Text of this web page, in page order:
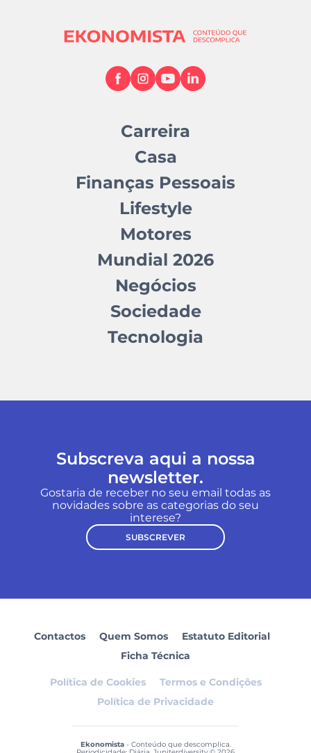
Carreira
Casa
Finanças Pessoais
Lifestyle
Motores
Mundial 2026
Negócios
Sociedade
Tecnologia
Subscreva aqui a nossa
newsletter.
Gostaria de receber no seu email todas as
novidades sobre as categorias do seu
interese?
SUBSCREVER
Contactos Quem Somos
Estatuto Editorial
Ficha Técnica
Política de Cookies
Termos e Condições
Política de Privacidade
Ekonomista- Conteúdo que descomplica.